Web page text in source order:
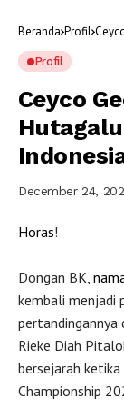
Beranda Profil
Profil
Ceyco
December 24,
Horas!
Dongan BK,
kembali menjadi
pertandingannya
Rieke Diah
bersejarah
Championship